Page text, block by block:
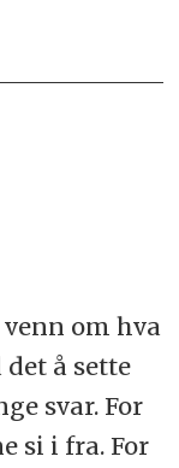
om hva
å sette
svar. For
si i fra. For